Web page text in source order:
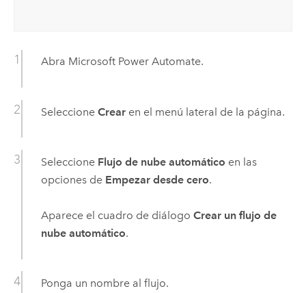
Abra Microsoft Power Automate.
Seleccione Crearen el menú lateral de la página.
Seleccione Flujo de nube automático en las
opciones de Empezar desde cero.
Aparece el cuadro de diálogo Crear un flujo de
nube automático.
Ponga un nombre al flujo.